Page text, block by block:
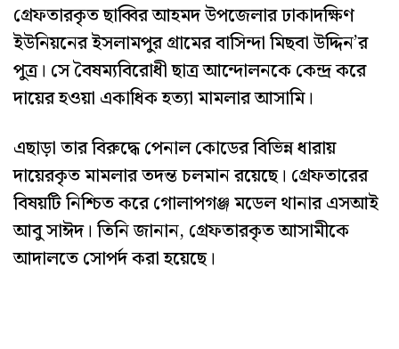
গ্রেফতারকৃত ছাব্বির আহমদ উপজেলার ঢাকাদক্ষিণ
ইউনিয়নের ইসলামপুর গ্রামের বাসিন্দা মিছবা উদ্দিন’র
পুত্র। সে বৈষম্যবিরোধী ছাত্র আন্দোলনকে কেন্দ্র করে
দায়ের হওয়া একাধিক হত্যা মামলার আসামি।
এছাড়া তার বিরুদ্ধে পেনাল কোডের বিভিন্ন ধারায়
দায়েরকৃত মামলার তদন্ত চলমান রয়েছে। গ্রেফতারের
বিষয়টি নিশ্চিত করে গোলাপগঞ্জ মডেল থানার এসআই
আবু সাঈদ। তিনি জানান, গ্রেফতারকৃত আসামীকে
আদালতে সোপর্দ করা হয়েছে।